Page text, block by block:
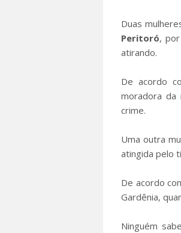
Duas
Peritoró,
atirando.
De acordo
moradora da
crime.
Uma outra
atingida pelo
De acordo
Gardênia,
Ninguém